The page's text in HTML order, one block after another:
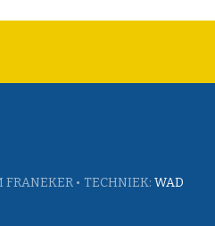
• TECHNIEK: WAD